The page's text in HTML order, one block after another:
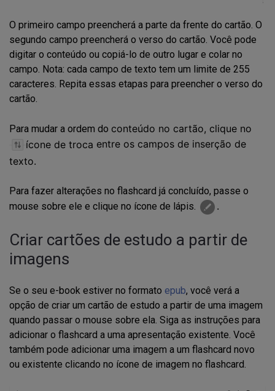
O primeiro campo preencherá a parte da frente do cartão. O
segundo campo preencherá o verso do cartão. Você pode
digitar o conteúdo ou copiá-lo de outro lugar e colar no
campo. Nota: cada campo de texto tem um limite de 255
caracteres. Repita essas etapas para preencher o verso do
cartão.
Para mudar a ordem do conteúdo no cartão, clique no
ícone de troca entre os campos de inserção de
texto.
Para fazer alterações no flashcard já concluído, passe o
mouse sobre ele e clique no ícone de lápis.
.
Criar cartões de estudo a partir de
imagens
Se o seu e-book estiver no formato epub, você verá a
opção de criar um cartão de estudo a partir de uma imagem
quando passar o mouse sobre ela. Siga as instruções para
adicionar o flashcard a uma apresentação existente. Você
também pode adicionar uma imagem a um flashcard novo
ou existente clicando no ícone de imagem no flashcard.